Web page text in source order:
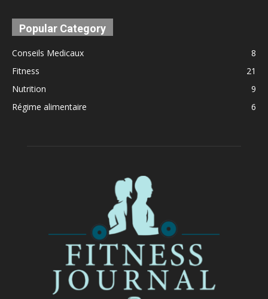
Popular Category
Conseils Medicaux
8
Fitness
21
Nutrition
9
Régime alimentaire
6